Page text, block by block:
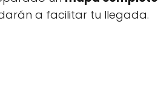
a facilitar tu llegada.